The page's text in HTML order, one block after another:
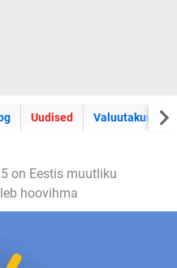
Uudised Valuutakursid
on Eestis muutliku
hoovihma